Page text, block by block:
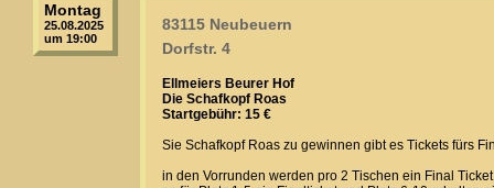
Montag
25.08.2025
um 19:00
83115 Neubeuern
Dorfstr. 4
Ellmeiers Beurer Hof
Die Schafkopf Roas
Startgebühr: 15 €
Sie Schafkopf Roas zu gewinnen gibt es Tickets fürs
in den Vorrunden werden pro 2 Tischen ein Final